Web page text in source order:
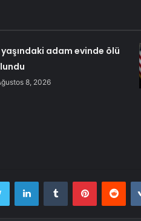
yaşındaki adam evinde ölü
8, 2026
Twitter LinkedInTumblr Pinterest